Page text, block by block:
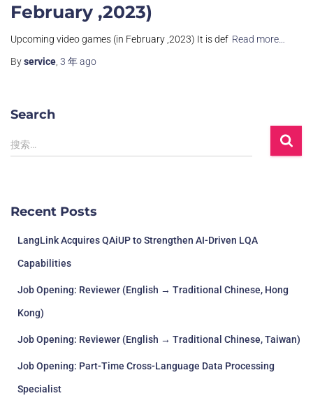
February ,2023)
Upcoming video games (in February ,2023) It is def Read more…
Byservice 3 年ago
Search
搜索…
Recent Posts
LangLink Acquires QAiUP to Strengthen AI-Driven LQA
Capabilities
Job Opening: Reviewer (English → Traditional Chinese, Hong
Kong)
Job Opening: Reviewer (English → Traditional Chinese, Taiwan)
Job Opening: Part-Time Cross-Language Data Processing
Specialist